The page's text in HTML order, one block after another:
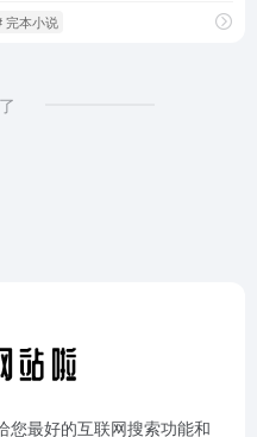
完本小说
您最好的互联网搜索功能和